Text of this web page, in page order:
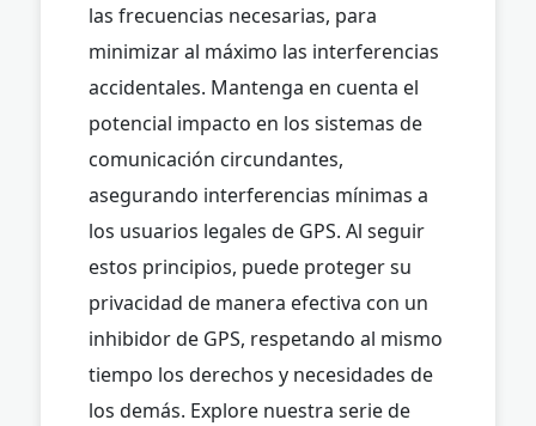
las frecuencias necesarias, para
minimizar al máximo las interferencias
accidentales. Mantenga en cuenta el
potencial impacto en los sistemas de
comunicación circundantes,
asegurando interferencias mínimas a
los usuarios legales de GPS. Al seguir
estos principios, puede proteger su
privacidad de manera efectiva con un
inhibidor de GPS, respetando al mismo
tiempo los derechos y necesidades de
los demás. Explore nuestra serie de